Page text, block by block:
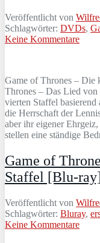
Veröffentlicht von
Schlagwörter: DVDs,
Keine Kommentare
Game of Thrones – Die
Thrones – Das Lied von
vierten Staffel
die Herrschaft der
aber ihr eigener
stellen eine ständige
Game of
Staffel [Blu-
Veröffentlicht von
Schlagwörter: Bluray,
Keine Kommentare